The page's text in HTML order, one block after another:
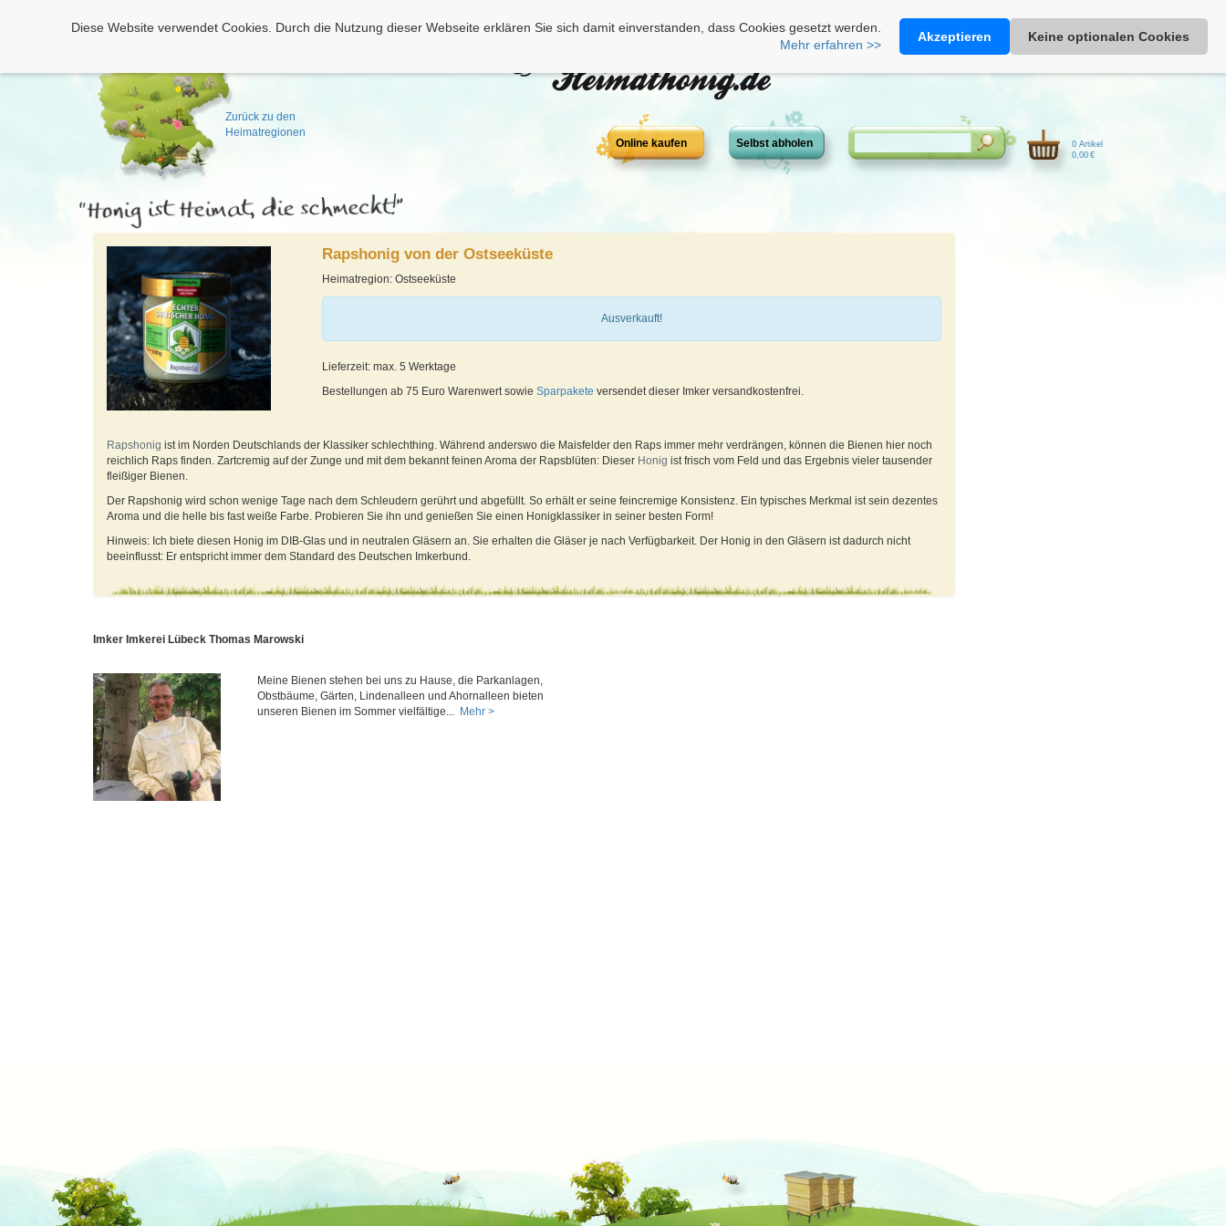
Zurück zu den
Heimatregionen
Heimathonig auf Facebook|Kunden-Login|Warenkorb
Diese Website verwendet Cookies. Durch die Nutzung dieser Webseite erklären Sie sich damit einverstanden, dass Cookies gesetzt werden.
Mehr erfahren >>
Akzeptieren Keine optionalen Cookies
Online kaufen Selbst abholen
0 Artikel
0,00 €
Rapshonig von der Ostseeküste
Heimatregion: Ostseeküste
Ausverkauft!
Lieferzeit: max. 5 Werktage
Bestellungen ab 75 Euro Warenwert sowieSparpakete versendet dieser Imker versandkostenfrei.
Rapshonig ist im Norden Deutschlands der Klassiker schlechthing. Während anderswo die Maisfelder den Raps immer mehr verdrängen, können die Bienen hier noch
reichlich Raps finden. Zartcremig auf der Zunge und mit dem bekannt feinen Aroma der Rapsblüten: Dieser Honig ist frisch vom Feld und das Ergebnis vieler tausender
fleißiger Bienen.
Der Rapshonig wird schon wenige Tage nach dem Schleudern gerührt und abgefüllt. So erhält er seine feincremige Konsistenz. Ein typisches Merkmal ist sein dezentes
Aroma und die helle bis fast weiße Farbe. Probieren Sie ihn und genießen Sie einen Honigklassiker in seiner besten Form!
Hinweis: Ich biete diesen Honig im DIB-Glas und in neutralen Gläsern an. Sie erhalten die Gläser je nach Verfügbarkeit. Der Honig in den Gläsern ist dadurch nicht
beeinflusst: Er entspricht immer dem Standard des Deutschen Imkerbund.
Imker Imkerei Lübeck Thomas Marowski
Meine Bienen stehen bei uns zu Hause, die Parkanlagen,
Obstbäume, Gärten, Lindenalleen und Ahornalleen bieten
unseren Bienen im Sommer vielfältige... Mehr >